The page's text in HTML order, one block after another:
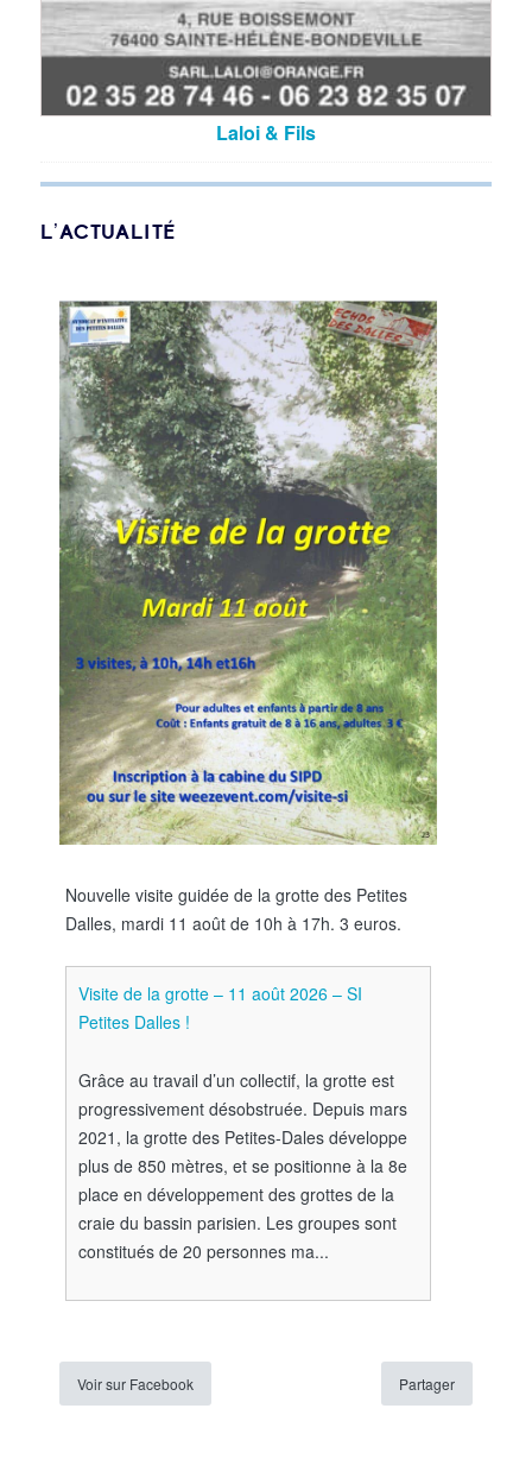
Laloi & Fils
L’ACTUALITÉ
Nouvelle visite guidée de la grotte des Petites
Dalles, mardi 11 août de 10h à 17h. 3 euros.
Visite de la grotte – 11 août 2026 – SI
Petites Dalles !
Grâce au travail d’un collectif, la grotte est
progressivement désobstruée. Depuis mars
2021, la grotte des Petites-Dales développe
plus de 850 mètres, et se positionne à la 8e
place en développement des grottes de la
craie du bassin parisien. Les groupes sont
constitués de 20 personnes ma...
Voir sur Facebook Partager